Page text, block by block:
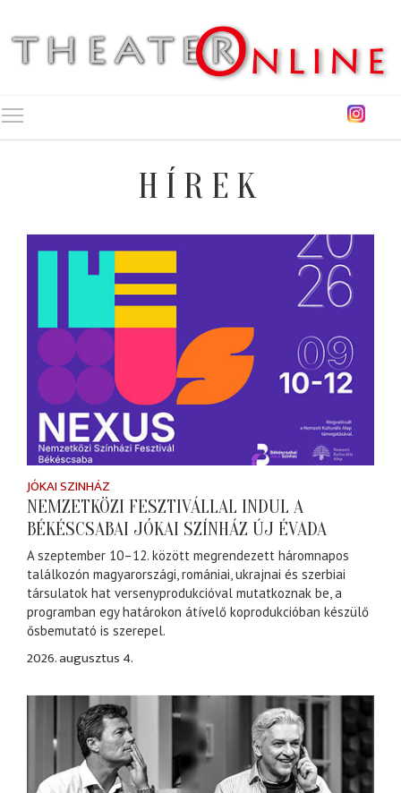
HÍREK
JÓKAI SZINHÁZ
NEMZETKÖZI FESZTIVÁLLAL INDUL A
BÉKÉSCSABAI JÓKAI SZÍNHÁZ ÚJ ÉVADA
A szeptember 10–12. között megrendezett háromnapos
találkozón magyarországi, romániai, ukrajnai és szerbiai
társulatok hat versenyprodukcióval mutatkoznak be, a
programban egy határokon átívelő koprodukcióban készülő
ősbemutató is szerepel.
2026. augusztus 4.